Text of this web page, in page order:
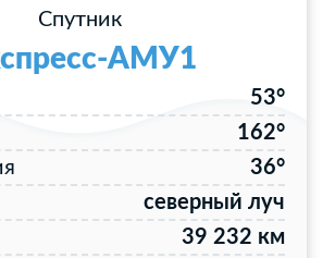
Спутник
АМУ1
53°
162°
36°
северный луч
39 232 км